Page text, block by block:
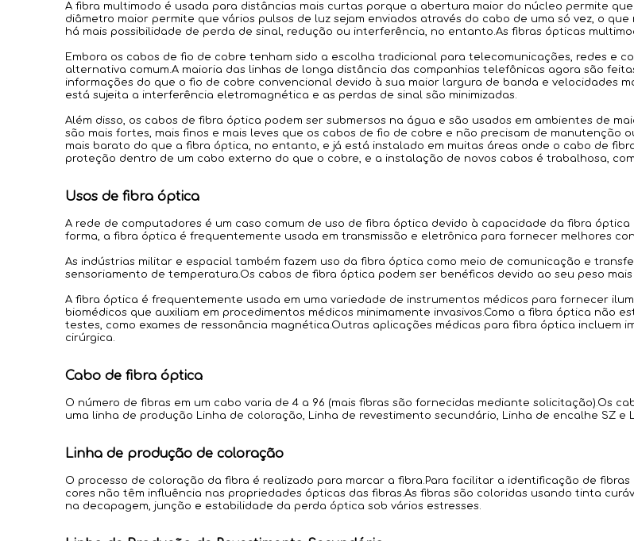
A fibra multimodo é usada para distâncias mais curtas porque a abertura maior do núcleo permite
diâmetro maior permite que vários pulsos de luz sejam enviados através do cabo de uma só vez, o
há mais possibilidade de perda de sinal, redução ou interferência, no entanto.As fibras ópticas
Embora os cabos de fio de cobre tenham sido a escolha tradicional para telecomunicações, redes e
alternativa comum.A maioria das linhas de longa distância das companhias telefônicas agora são
informações do que o fio de cobre convencional devido à sua maior largura de banda e velocidades
está sujeita a interferência eletromagnética e as perdas de sinal são minimizadas.
Além disso, os cabos de fibra óptica podem ser submersos na água e são usados ​​em ambientes de
são mais fortes, mais finos e mais leves que os cabos de fio de cobre e não precisam de
mais barato do que a fibra óptica, no entanto, e já está instalado em muitas áreas onde o cabo de
proteção dentro de um cabo externo do que o cobre, e a instalação de novos cabos é trabalhosa,
Usos de fibra óptica
A rede de computadores é um caso comum de uso de fibra óptica devido à capacidade da fibra
forma, a fibra óptica é frequentemente usada em transmissão e eletrônica para fornecer melhores
As indústrias militar e espacial também fazem uso da fibra óptica como meio de comunicação e
sensoriamento de temperatura.Os cabos de fibra óptica podem ser benéficos devido ao seu peso
A fibra óptica é frequentemente usada em uma variedade de instrumentos médicos para fornecer
biomédicos que auxiliam em procedimentos médicos minimamente invasivos.Como a fibra óptica não
testes, como exames de ressonância magnética.Outras aplicações médicas para fibra óptica incluem
cirúrgica.
Cabo de fibra óptica
O número de fibras em um cabo varia de 4 a 96 (mais fibras são fornecidas mediante solicitação).Os
uma linha de produção Linha de coloração, Linha de revestimento secundário, Linha de encalhe SZ e
Linha de produção de coloração
O processo de coloração da fibra é realizado para marcar a fibra.Para facilitar a identificação de
cores não têm influência nas propriedades ópticas das fibras.As fibras são coloridas usando tinta
na decapagem, junção e estabilidade da perda óptica sob vários estresses.